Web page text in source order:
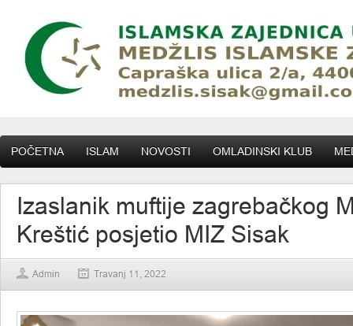
POČETNA ISLAM NOVOSTI OMLADINSKI KLUB
Izaslanik muftije zagrebačkog
Kreštić posjetio MIZ Sisak
Admin Travanj 11, 2022